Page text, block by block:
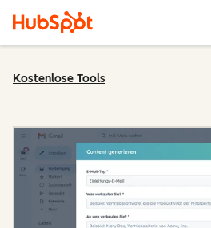
Kostenlose Tools